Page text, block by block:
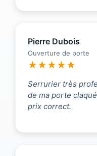
Pierre Dubois
Ouverture de porte
★★★★★
Serrurier très
de ma porte
prix correct.